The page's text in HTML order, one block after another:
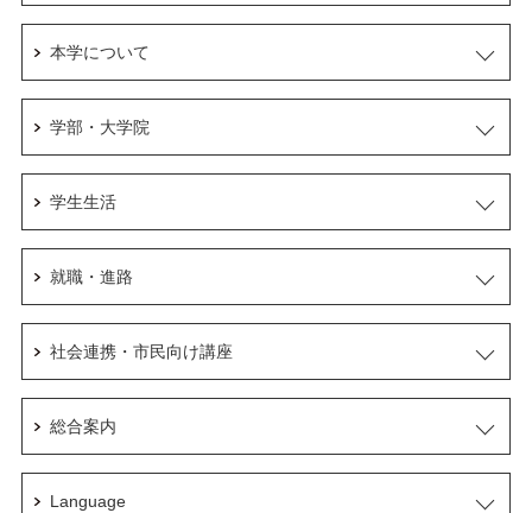
本学について
学部・大学院
学生生活
就職・進路
社会連携・市民向け講座
総合案内
Language